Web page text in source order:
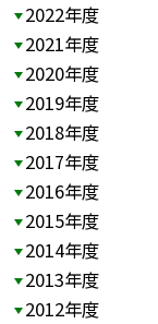
2022年度
2021年度
2020年度
2019年度
2018年度
2017年度
2016年度
2015年度
2014年度
2013年度
2012年度